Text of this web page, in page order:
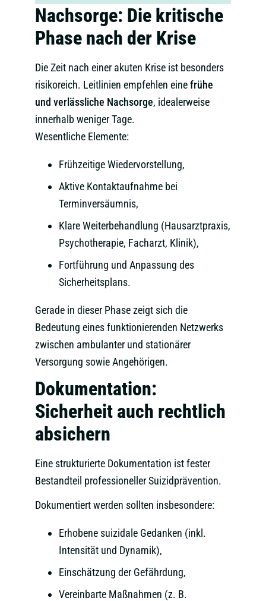
Nachsorge: Die kritische
Phase nach der Krise
Die Zeit nach einer akuten Krise ist besonders
risikoreich. Leitlinien empfehlen einefrühe
und verlässliche Nachsorge, idealerweise
innerhalb weniger Tage.
Wesentliche Elemente:
Frühzeitige Wiedervorstellung,
Aktive Kontaktaufnahme bei
Terminversäumnis,
Klare Weiterbehandlung (Hausarztpraxis,
Psychotherapie, Facharzt, Klinik),
Fortführung und Anpassung des
Sicherheitsplans.
Gerade in dieser Phase zeigt sich die
Bedeutung eines funktionierenden Netzwerks
zwischen ambulanter und stationärer
Versorgung sowie Angehörigen.
Dokumentation:
Sicherheit auch rechtlich
absichern
Eine strukturierte Dokumentation ist fester
Bestandteil professioneller Suizidprävention.
Dokumentiert werden sollten insbesondere:
Erhobene suizidale Gedanken (inkl.
Intensität und Dynamik),
Einschätzung der Gefährdung,
Vereinbarte Maßnahmen (z. B.